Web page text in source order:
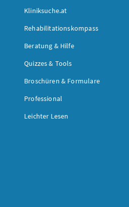
Kliniksuche.at
Rehabilitationskompass
Beratung & Hilfe
Quizzes & Tools
Broschüren & Formulare
Professional
Leichter Lesen